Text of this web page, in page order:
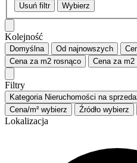
Usuń filtr Wybierz
Kolejność
Domyślna Od najnowszych
Cena za m2 rosnąco Cena za m2
Filtry
Kategoria Nieruchomości na
Cena/m² wybierz Źródło wybierz
Lokalizacja